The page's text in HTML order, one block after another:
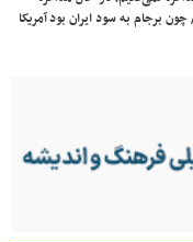
برجام به سود ایران بود آمریکا